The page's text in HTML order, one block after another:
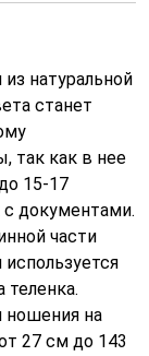
натуральной
станет
так как в нее
15-17
документами.
части
теленка.
ношения на
27 см до 143